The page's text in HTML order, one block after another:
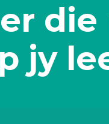
die
jy